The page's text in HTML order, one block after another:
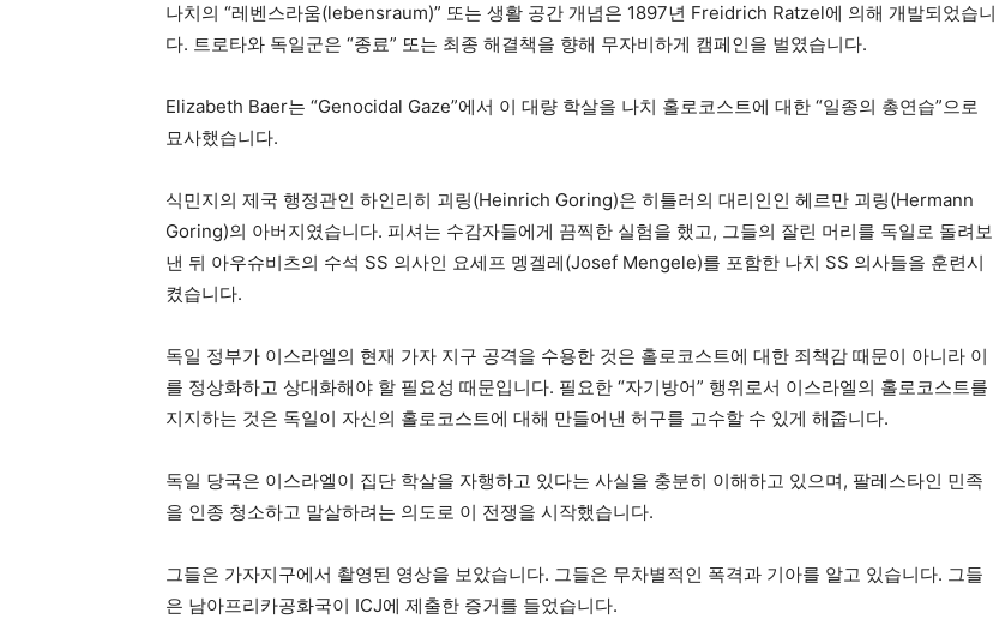
나치의 “레벤스라움(lebensraum)” 또는 생활 공간 개념은 1897년 Freidrich Ratzel에 의해 개발되었습니
다. 트로타와 독일군은 “종료” 또는 최종 해결책을 향해 무자비하게 캠페인을 벌였습니다.
Elizabeth Baer는 “Genocidal Gaze”에서 이 대량 학살을 나치 홀로코스트에 대한 “일종의 총연습”으로
묘사했습니다.
식민지의 제국 행정관인 하인리히 괴링(Heinrich Goring)은 히틀러의 대리인인 헤르만 괴링(Hermann
Goring)의 아버지였습니다. 피셔는 수감자들에게 끔찍한 실험을 했고, 그들의 잘린 머리를 독일로 돌려보
낸 뒤 아우슈비츠의 수석 SS 의사인 요세프 멩겔레(Josef Mengele)를 포함한 나치 SS 의사들을 훈련시
켰습니다.
독일 정부가 이스라엘의 현재 가자 지구 공격을 수용한 것은 홀로코스트에 대한 죄책감 때문이 아니라 이
를 정상화하고 상대화해야 할 필요성 때문입니다. 필요한 “자기방어” 행위로서 이스라엘의 홀로코스트를
지지하는 것은 독일이 자신의 홀로코스트에 대해 만들어낸 허구를 고수할 수 있게 해줍니다.
독일 당국은 이스라엘이 집단 학살을 자행하고 있다는 사실을 충분히 이해하고 있으며, 팔레스타인 민족
을 인종 청소하고 말살하려는 의도로 이 전쟁을 시작했습니다.
그들은 가자지구에서 촬영된 영상을 보았습니다. 그들은 무차별적인 폭격과 기아를 알고 있습니다. 그들
은 남아프리카공화국이 ICJ에 제출한 증거를 들었습니다.